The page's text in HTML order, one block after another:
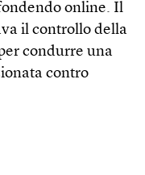
online. Il
il controllo della
condurre una
contro